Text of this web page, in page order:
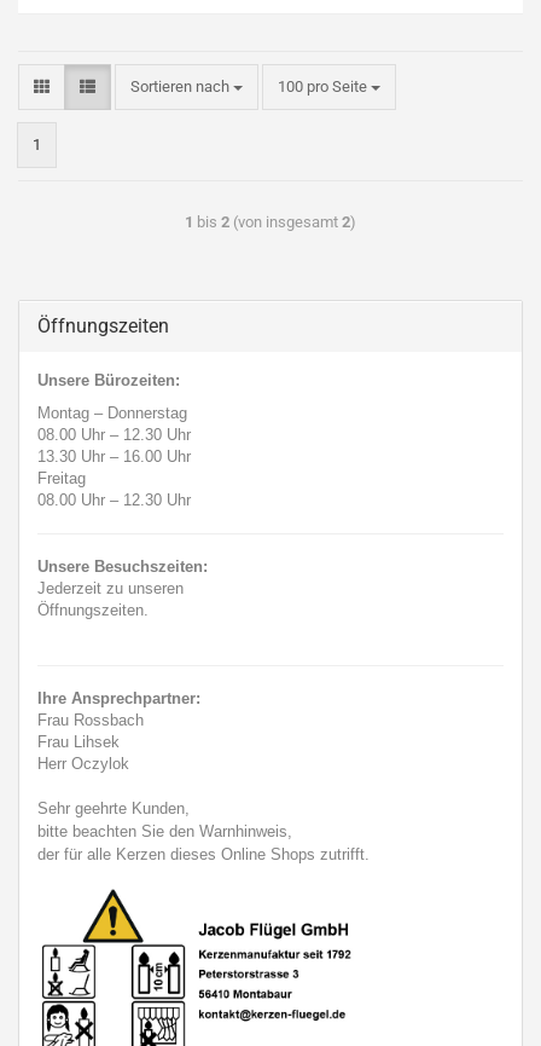
Sortieren nach 100 pro Seite
1
1 bis 2 (von insgesamt 2)
Öffnungszeiten
Unsere Bürozeiten:
Montag – Donnerstag
08.00 Uhr – 12.30 Uhr
13.30 Uhr – 16.00 Uhr
Freitag
08.00 Uhr – 12.30 Uhr
Unsere Besuchszeiten:
Jederzeit zu unseren
Öffnungszeiten.
Ihre Ansprechpartner:
Frau Rossbach
Frau Lihsek
Herr Oczylok
Sehr geehrte Kunden,
bitte beachten Sie den Warnhinweis,
der für alle Kerzen dieses Online Shops zutrifft.